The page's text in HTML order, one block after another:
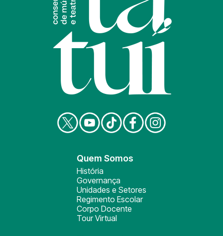
Quem Somos
História
Governança
Unidades e Setores
Regimento Escolar
Corpo Docente
Tour Virtual